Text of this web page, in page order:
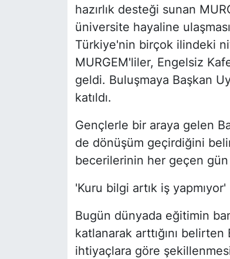
hazırlık desteği sunan
üniversite hayaline
Türkiye'nin birçok ilindeki
MURGEM'liler, Engelsiz
geldi. Buluşmaya Başkan
katıldı.
Gençlerle bir araya gelen
de dönüşüm geçirdiğini
becerilerinin her geçen gün
'Kuru bilgi artık iş yapmıyor'
Bugün dünyada eğitimin
katlanarak arttığını
ihtiyaçlara göre